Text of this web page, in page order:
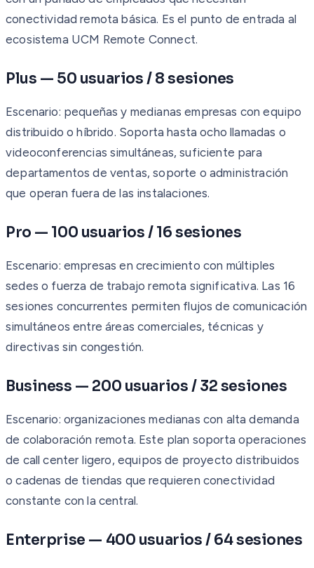
conectividad remota básica. Es el punto de entrada al
ecosistema UCM Remote Connect.
Plus — 50 usuarios / 8 sesiones
Escenario: pequeñas y medianas empresas con equipo
distribuido o híbrido. Soporta hasta ocho llamadas o
videoconferencias simultáneas, suficiente para
departamentos de ventas, soporte o administración
que operan fuera de las instalaciones.
Pro — 100 usuarios / 16 sesiones
Escenario: empresas en crecimiento con múltiples
sedes o fuerza de trabajo remota significativa. Las 16
sesiones concurrentes permiten flujos de comunicación
simultáneos entre áreas comerciales, técnicas y
directivas sin congestión.
Business — 200 usuarios / 32 sesiones
Escenario: organizaciones medianas con alta demanda
de colaboración remota. Este plan soporta operaciones
de call center ligero, equipos de proyecto distribuidos
o cadenas de tiendas que requieren conectividad
constante con la central.
Enterprise — 400 usuarios / 64 sesiones